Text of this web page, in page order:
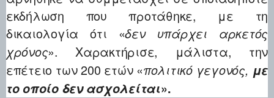
εκδήλωση που προτάθηκε, με τη
δικαιολογία ότι «δεν υπάρχει αρκετός
χρόνος». Χαρακτήρισε, μάλιστα, την
επέτειο των 200 ετών «πολιτικό γεγονός, με
το οποίο δεν ασχολείται».